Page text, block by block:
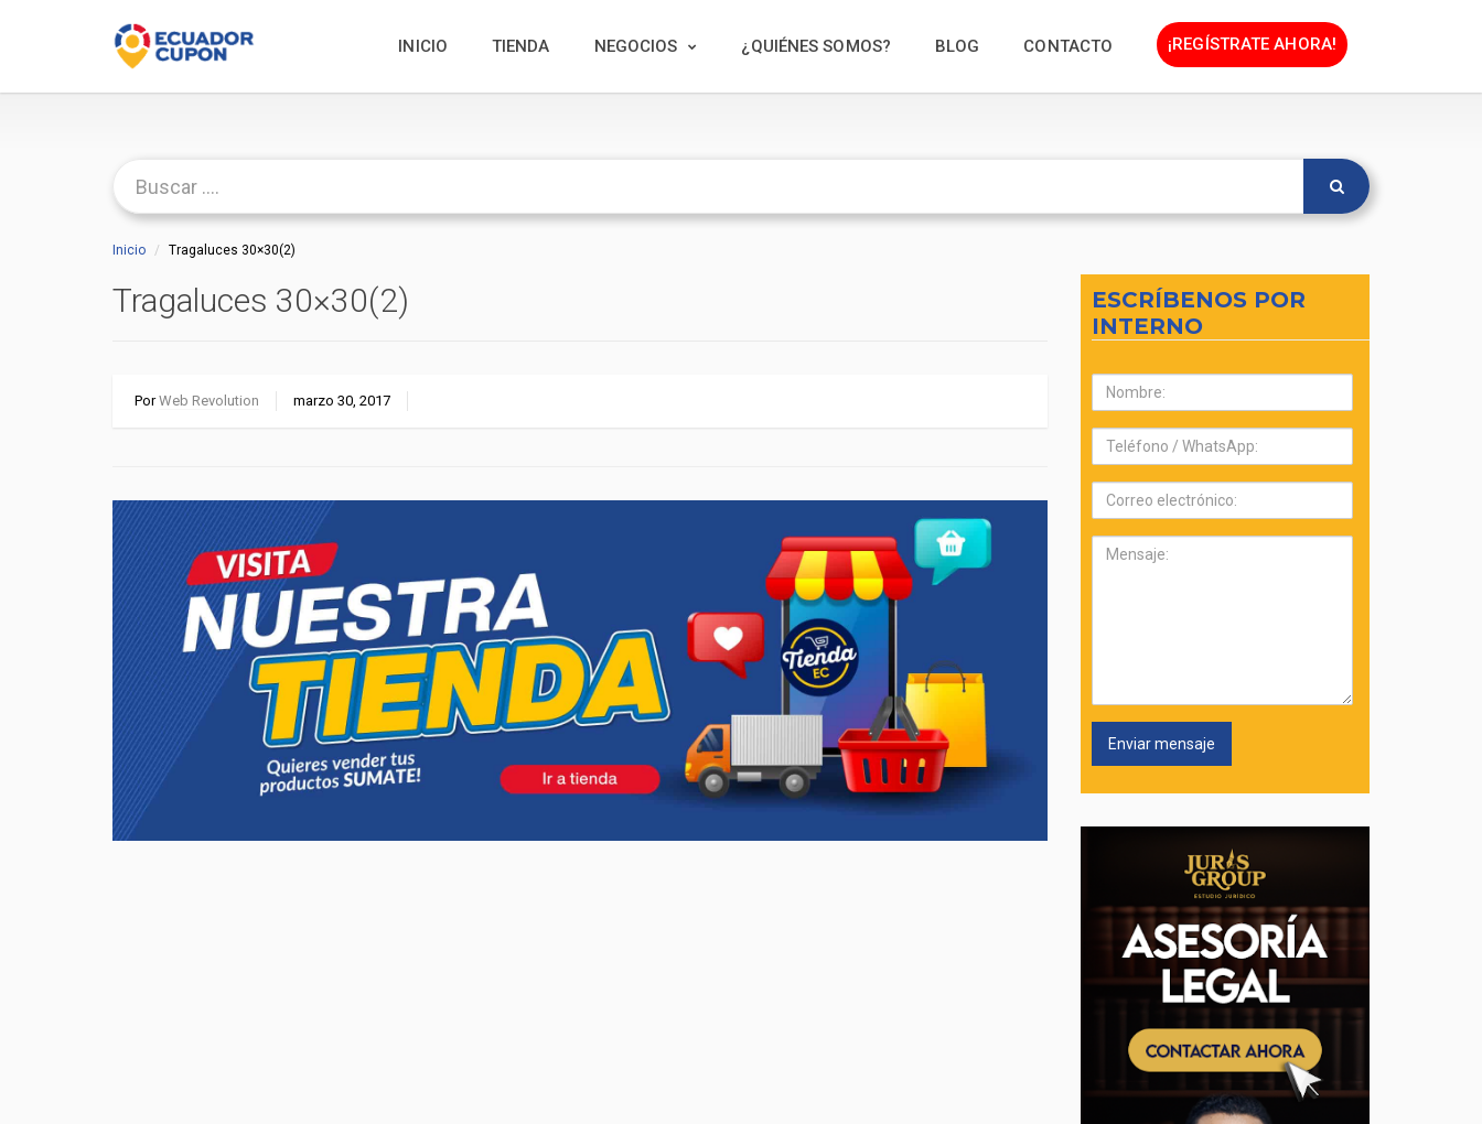
INICIO TIENDA NEGOCIOS ¿QUIÉNES SOMOS? BLOG CONTACTO ¡REGÍSTRATE AHORA!
Inicio Tragaluces 30×30(2)
Tragaluces 30×30(2)
PorWeb Revolution marzo 30, 2017
ESCRÍBENOS POR
INTERNO
Nombre:
Teléfono:
Correo
electrónico:
Mensaje: